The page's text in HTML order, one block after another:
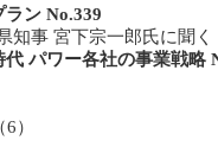
ン No.339
知事 宮下宗一郎氏に聞く
パワー各社の事業戦略
）